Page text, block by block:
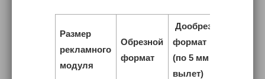
Размер
рекламного
модуля
Обрезной
формат
Дообрезной
формат
(по 5 мм на
вылет)